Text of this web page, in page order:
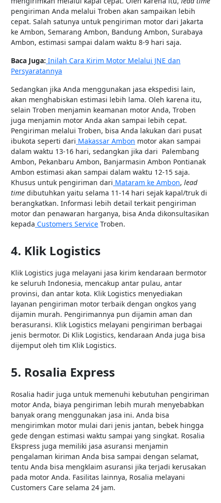
pengiriman Anda melalui Troben akan sampaikan lebih
cepat. Salah satunya untuk pengiriman motor dari Jakarta
ke Ambon, Semarang Ambon, Bandung Ambon, Surabaya
Ambon, estimasi sampai dalam waktu 8-9 hari saja.
Baca Juga: Inilah Cara Kirim Motor Melalui JNE dan
Persyaratannya
Sedangkan jika Anda menggunakan jasa ekspedisi lain,
akan menghabiskan estimasi lebih lama. Oleh karena itu,
selain Troben menjamin keamanan motor Anda, Troben
juga menjamin motor Anda akan sampai lebih cepat.
Pengiriman melalui Troben, bisa Anda lakukan dari pusat
ibukota seperti dari Makassar Ambon motor akan sampai
dalam waktu 13-16 hari, sedangkan jika dari Palembang
Ambon, Pekanbaru Ambon, Banjarmasin Ambon Pontianak
Ambon estimasi akan sampai dalam waktu 12-15 saja.
Khusus untuk pengiriman dari Mataram ke Ambon, lead
time dibutuhkan yaitu selama 11-14 hari sejak kapal/truk di
berangkatkan. Informasi lebih detail terkait pengiriman
motor dan penawaran harganya, bisa Anda dikonsultasikan
kepada Customers Service Troben.
4. Klik Logistics
Klik Logistics juga melayani jasa kirim kendaraan bermotor
ke seluruh Indonesia, mencakup antar pulau, antar
provinsi, dan antar kota. Klik Logistics menyediakan
layanan pengiriman motor terbaik dengan ongkos yang
dijamin murah. Pengirimannya pun dijamin aman dan
berasuransi. Klik Logistics melayani pengiriman berbagai
jenis bermotor. Di Klik Logistics, kendaraan Anda juga bisa
dijemput oleh tim Klik Logistics.
5. Rosalia Express
Rosalia hadir juga untuk memenuhi kebutuhan pengiriman
motor Anda, biaya pengiriman lebih murah menyebabkan
banyak orang menggunakan jasa ini. Anda bisa
mengirimkan motor mulai dari jenis jantan, bebek hingga
gede dengan estimasi waktu sampai yang singkat. Rosalia
Ekspress juga memiliki jasa asuransi menjamin
pengalaman kiriman Anda bisa sampai dengan selamat,
tentu Anda bisa mengklaim asuransi jika terjadi kerusakan
pada motor Anda. Fasilitas lainnya, Rosalia melayani
Customers Care selama 24 jam.